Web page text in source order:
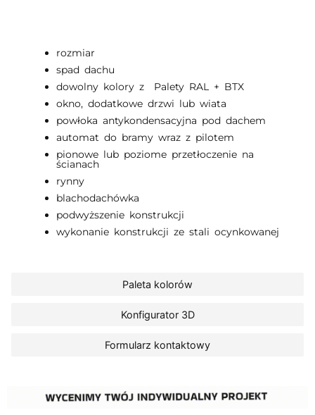
Paleta kolorów
Konfigurator 3D
Formularz kontaktowy
rozmiar
spad dachu
dowolny kolory z Palety RAL + BTX
okno, dodatkowe drzwi lub wiata
powłoka antykondensacyjna pod dachem
automat do bramy wraz z pilotem
pionowe lub poziome przetłoczenie na
ścianach
rynny
blachodachówka
podwyższenie konstrukcji
wykonanie konstrukcji ze stali ocynkowanej